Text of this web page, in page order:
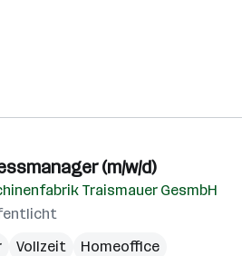
(m/w/d)
Traismauer GesmbH
Vollzeit
Homeoffice